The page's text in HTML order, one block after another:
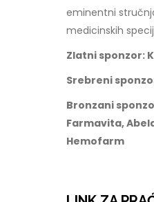
eminentni
medicinskih
Zlatni sponzor:
Srebreni
Bronzani
Farmavita,
Hemofarm